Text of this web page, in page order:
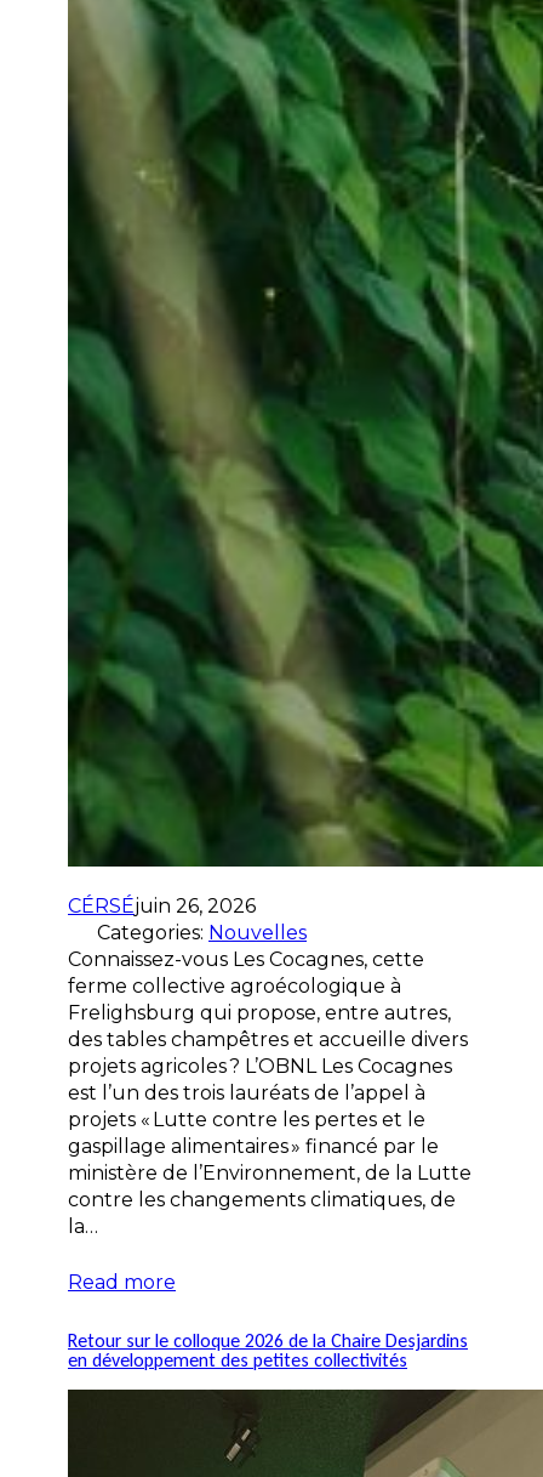
CÉRSÉjuin 26, 2026
Categories: Nouvelles
Connaissez-vous Les Cocagnes, cette
ferme collective agroécologique à
Frelighsburg qui propose, entre autres,
des tables champêtres et accueille divers
projets agricoles ? L’OBNL Les Cocagnes
est l’un des trois lauréats de l’appel à
projets « Lutte contre les pertes et le
gaspillage alimentaires » financé par le
ministère de l’Environnement, de la Lutte
contre les changements climatiques, de
la…
Read more
Retour sur le colloque 2026 de la Chaire Desjardins
en développement des petites collectivités